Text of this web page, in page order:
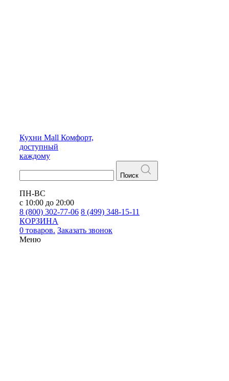
Кухни Mall Комфорт,
доступный
каждому
Поиск
ПН-ВС
с 10:00 до 20:00
8 (800) 302-77-06 8 (499) 348-15-11
КОРЗИНА
0 товаров. Заказать звонок
Меню